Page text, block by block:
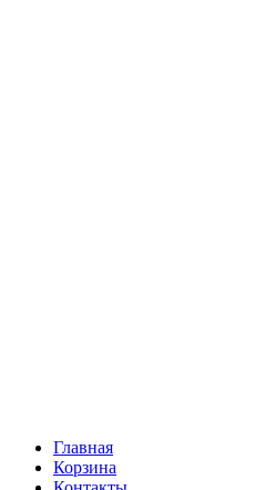
Главная
Корзина